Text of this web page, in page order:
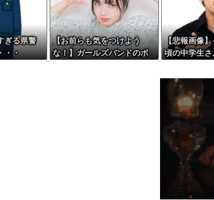
ぎる県警
・・
【お前らも気をつけよう
な！】ガールズバンドのボ
【悲報画像
頃の中学生
w w w